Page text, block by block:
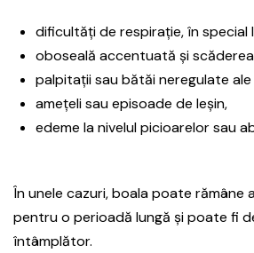
dificultăți de respirație, în special
oboseală accentuată și
palpitații sau bătăi neregulate ale
amețeli sau episoade de leșin,
edeme la nivelul picioarelor sau
În unele cazuri, boala poate rămâne
pentru o perioadă lungă și poate fi
întâmplător.